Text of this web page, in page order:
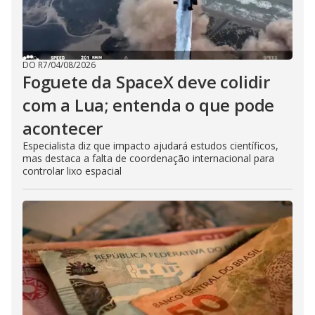
DO R7/04/08/2026
Foguete da SpaceX deve colidir
com a Lua; entenda o que pode
acontecer
Especialista diz que impacto ajudará estudos científicos,
mas destaca a falta de coordenação internacional para
controlar lixo espacial